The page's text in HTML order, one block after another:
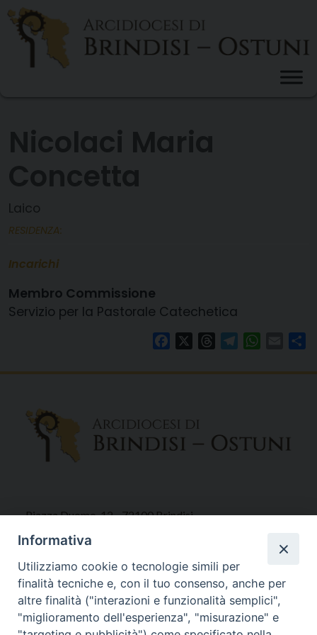
Skip
content
Laico
RESIDENZA:
Incarichi
Membro Commissione
Servizio per la Pastorale Catechetica
FacebookThreadsTelegram Email
Piazza Duomo, 12 - 72100 Brindisi
Tel 0831.521958
Fax 0831.528315
Orari Curia
Informativa
Utilizziamo cookie o tecnologie simili per
finalità tecniche e, con il tuo consenso, anche per
altre finalità ("interazioni e funzionalità semplici",
"miglioramento dell'esperienza", "misurazione" e